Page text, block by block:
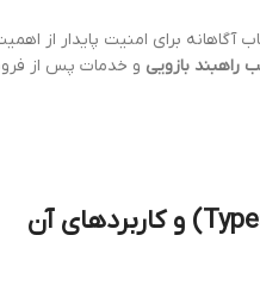
آگاهانه برای امنیت پایدار از
راهبند بازویی و خدمات پس از